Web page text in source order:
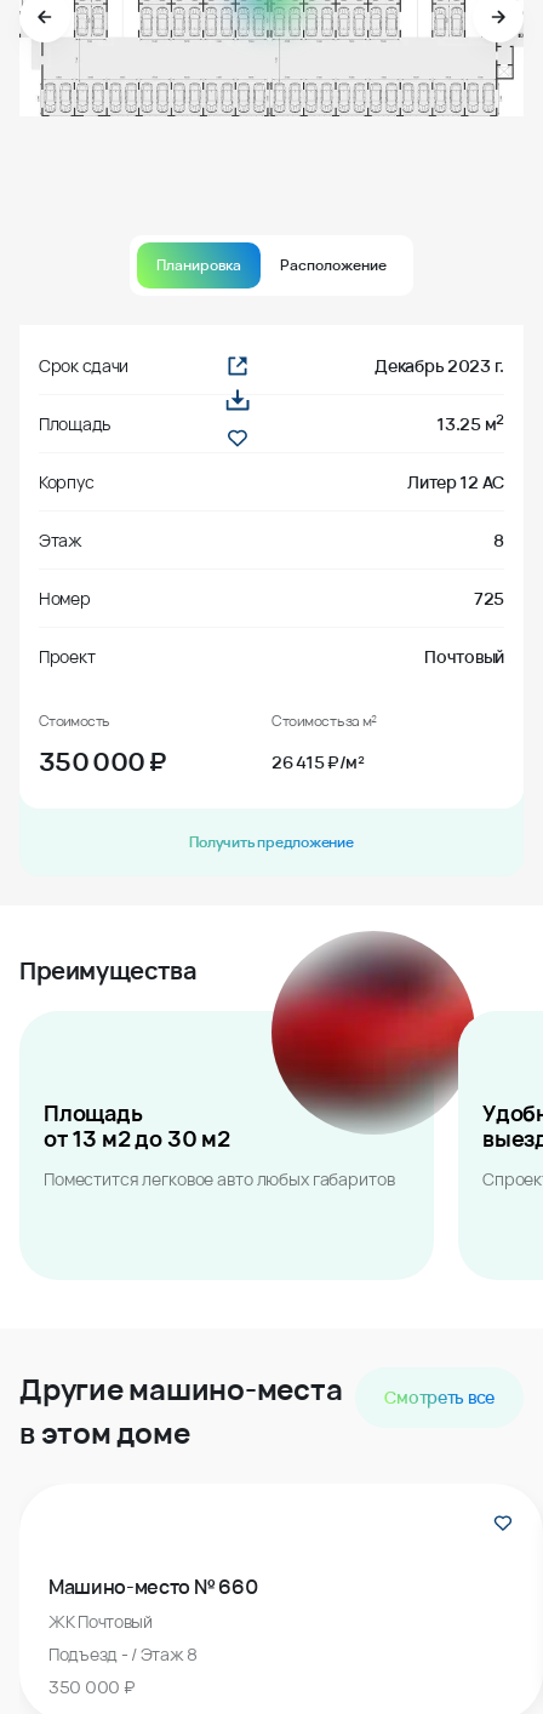
Планировка Расположение
Срок сдачи Декабрь 2023 г.
Площадь 13.25 м2
Корпус Литер 12 АС
Этаж 8
Номер 725
Проект Почтовый
Стоимость
350 000₽
Стоимость за м²
26 415 ₽/м²
Получить предложение
Преимущества
Площадь
от 13 м2 до 30 м2
Поместится легковое авто любых габаритов
Другие машино-места
в этом доме
Смотреть все
Машино-место № 660
ЖК Почтовый
Подъезд - / Этаж 8
350 000 ₽